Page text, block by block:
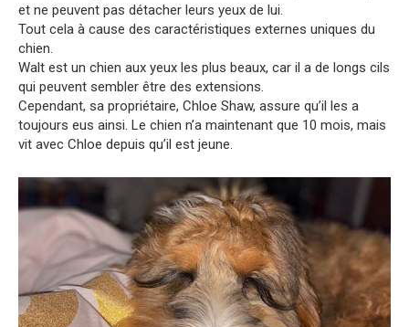
et ne peuvent pas détacher leurs yeux de lui.
Tout cela à cause des caractéristiques externes uniques du
chien.
Walt est un chien aux yeux les plus beaux, car il a de longs cils
qui peuvent sembler être des extensions.
Cependant, sa propriétaire, Chloe Shaw, assure qu’il les a
toujours eus ainsi. Le chien n’a maintenant que 10 mois, mais
vit avec Chloe depuis qu’il est jeune.